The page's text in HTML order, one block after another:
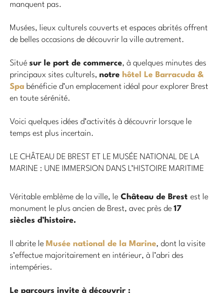
manquent pas.
Musées, lieux culturels couverts et espaces abrités offrent
de belles occasions de découvrir la ville autrement.
Situé sur le port de commerce, à quelques minutes des
principaux sites culturels, notre hôtel Le Barracuda &
Spa bénéficie d’un emplacement idéal pour explorer Brest
en toute sérénité.
Voici quelques idées d’activités à découvrir lorsque le
temps est plus incertain.
LE CHÂTEAU DE BREST ET LE MUSÉE NATIONAL DE LA
MARINE : UNE IMMERSION DANS L’HISTOIRE MARITIME
Véritable emblème de la ville, le Château de Brest est le
monument le plus ancien de Brest, avec près de 17
siècles d’histoire.
Il abrite le Musée national de la Marine, dont la visite
s’effectue majoritairement en intérieur, à l’abri des
intempéries.
Le parcours invite à découvrir :